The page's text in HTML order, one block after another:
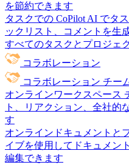
を節約できます
タスクでの CoPilot AI でタ
ックリスト、コメントを生
すべてのタスクとプロジェ
コラボレーション
コラボレーション チー
オンラインワークスペース
ト、リアクション、全社的
す
オンラインドキュメントと
イブを使用してドキュメン
編集できます